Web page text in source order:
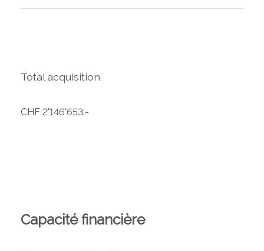
Total acquisition
CHF 2'146'653.-
Capacité financière